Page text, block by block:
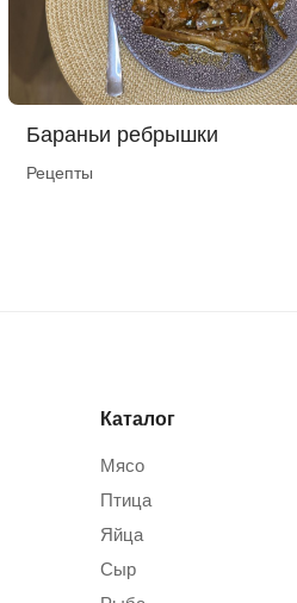
Бараньи ребрышки
Рецепты
Каталог
Мясо
Птица
Яйца
Сыр